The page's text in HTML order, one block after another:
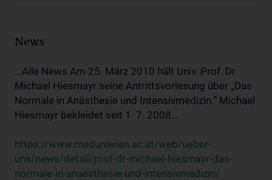
News
...Alle News Am 25. März 2010 hält Univ. Prof. Dr.
Michael Hiesmayr seine Antrittsvorlesung über „Das
Normale in Anästhesie und Intensivmedizin.“ Michael
Hiesmayr bekleidet seit 1. 7. 2008...
https://www.meduniwien.ac.at/web/ueber-
uns/news/detail/prof-dr-michael-hiesmayr-das-
normale-in-anaesthesie-und-intensivmedizin/